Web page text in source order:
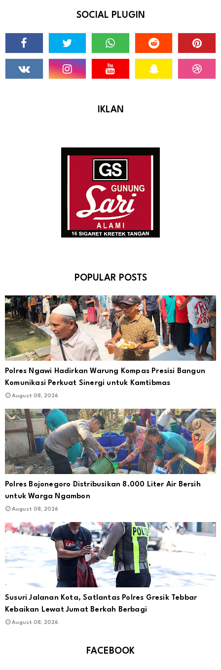
SOCIAL PLUGIN
IKLAN
POPULAR POSTS
Polres Ngawi Hadirkan Warung Kompas Presisi Bangun
Komunikasi Perkuat Sinergi untuk Kamtibmas
August 08, 2026
Polres Bojonegoro Distribusikan 8.000 Liter Air Bersih
untuk Warga Ngambon
August 08, 2026
Susuri Jalanan Kota, Satlantas Polres Gresik Tebbar
Kebaikan Lewat Jumat Berkah Berbagi
August 08, 2026
FACEBOOK